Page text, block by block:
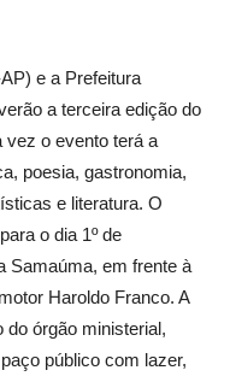
e a Prefeitura
a terceira edição do
vez o evento terá a
poesia, gastronomia,
e literatura. O
o dia 1º de
Samaúma, em frente à
Haroldo Franco. A
do órgão ministerial,
público com lazer,